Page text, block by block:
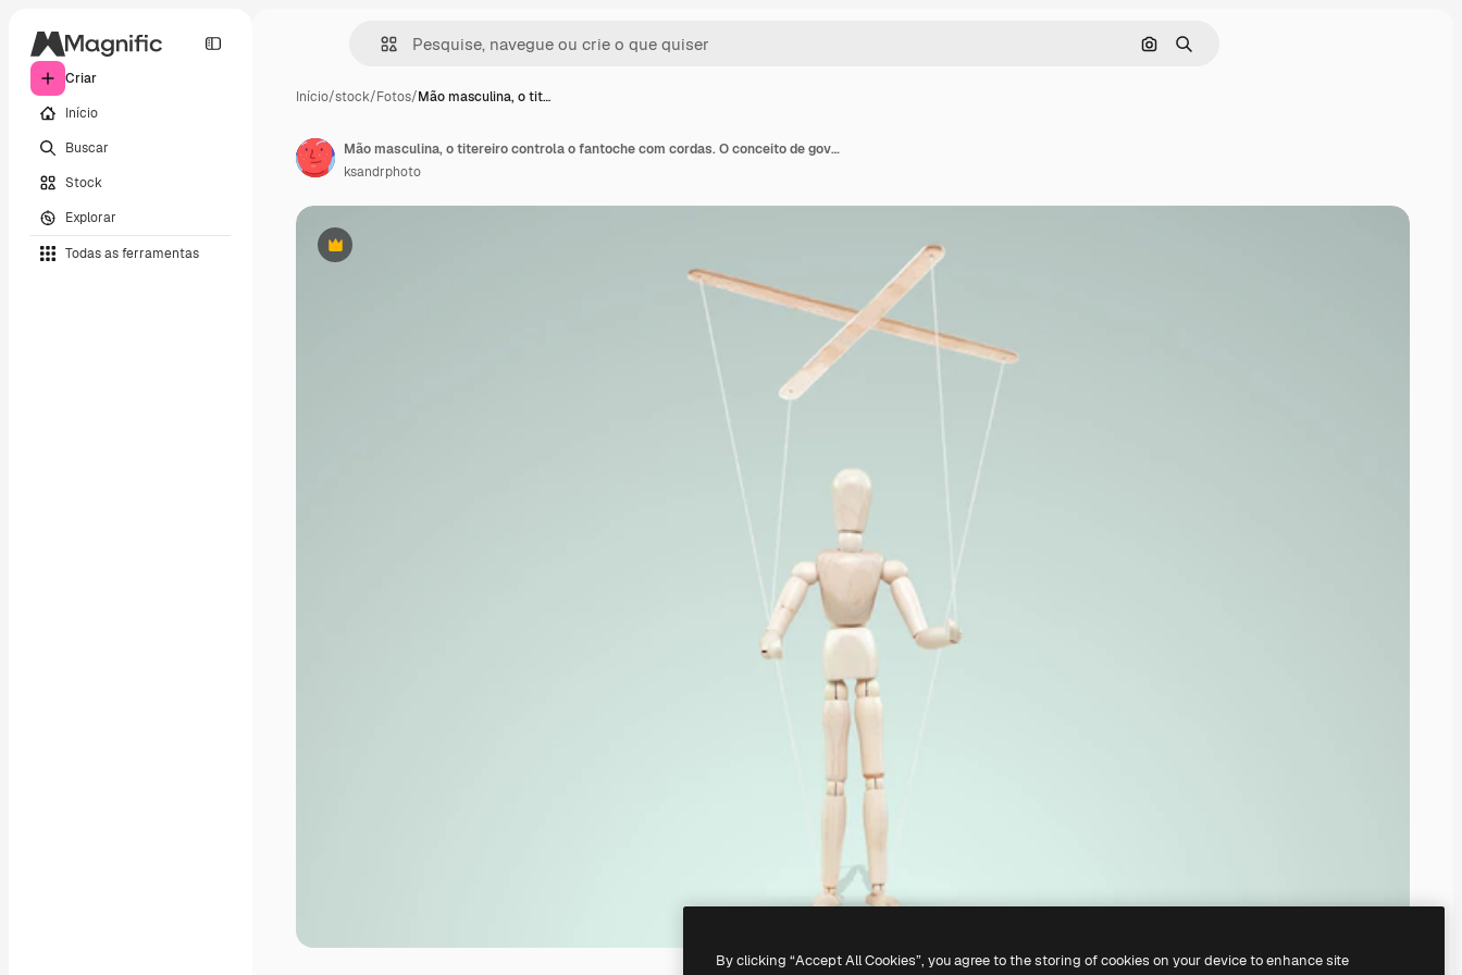
Criar
Início
Buscar
Stock
Explorar
Todas as ferramentas
Pesquisar por imagem
Buscar
Início/stock/Fotos/Mão masculina, o tit…
Premium
Mão masculina, o titereiro controla o fantoche com cordas. O conceito de governo paralelo, conspiração mundial, manipulação, controle.
ksandrphoto
By clicking “Accept All Cookies”, you agree to the storing of cookies on your device to enhance site